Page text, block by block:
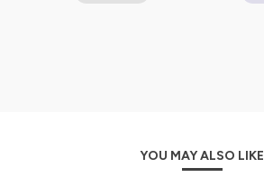
YOU MAY ALSO LIKE